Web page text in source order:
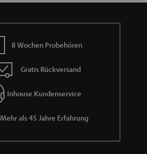
8 Wochen Probehören
Gratis Rückversand
Inhouse Kundenservice
Mehr als 45 Jahre Erfahrung